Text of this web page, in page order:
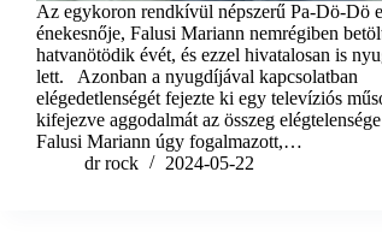
Az egykoron rendkívül népszerű Pa-Dö-Dö
énekesnője, Falusi Mariann nemrégiben
hatvanötödik évét, és ezzel hivatalosan is
lett. Azonban a nyugdíjával kapcsolatban
elégedetlenségét fejezte ki egy televíziós
kifejezve aggodalmát az összeg
Falusi Mariann úgy fogalmazott,…
dr rock
2024-05-22